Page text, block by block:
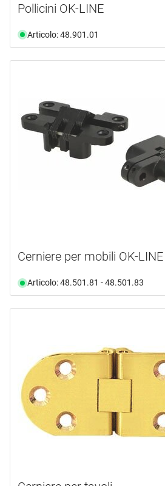
Pollicini OK-LINE
Articolo: 48.901.01
Cerniere per mobili OK-LINE
Articolo: 48.501.81 - 48.501.83